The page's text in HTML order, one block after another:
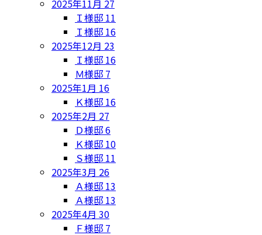
2025年11月 27
Ｉ様邸 11
Ｉ様邸 16
2025年12月 23
Ｉ様邸 16
Ｍ様邸 7
2025年1月 16
Ｋ様邸 16
2025年2月 27
Ｄ様邸6
Ｋ様邸 10
Ｓ様邸 11
2025年3月 26
Ａ様邸 13
Ａ様邸 13
2025年4月 30
Ｆ様邸 7